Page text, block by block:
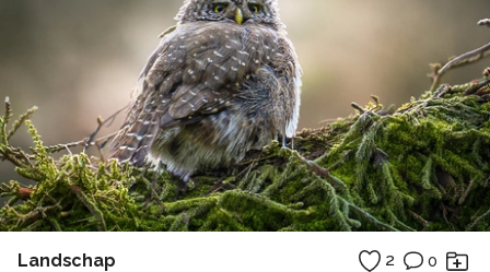
Landschap 2 0